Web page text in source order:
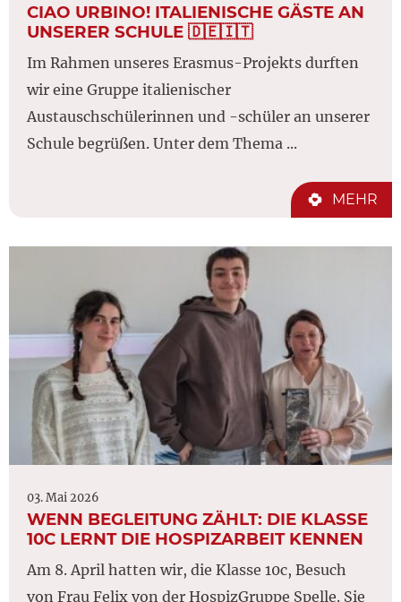
CIAO URBINO! ITALIENISCHE GÄSTE AN
UNSERER SCHULE 🇩🇪🇮🇹
Im Rahmen unseres Erasmus-Projekts durften
wir eine Gruppe italienischer
Austauschschülerinnen und -schüler an unserer
Schule begrüßen. Unter dem Thema ...
MEHR
03. Mai 2026
WENN BEGLEITUNG ZÄHLT: DIE KLASSE
10C LERNT DIE HOSPIZARBEIT KENNEN
Am 8. April hatten wir, die Klasse 10c, Besuch
von Frau Felix von der HospizGruppe Spelle. Sie